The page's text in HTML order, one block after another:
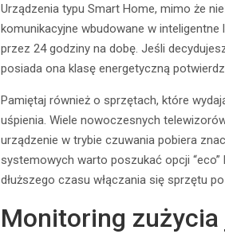
Urządzenia typu Smart Home, mimo że
komunikacyjne wbudowane w inteligentne
przez 24 godziny na dobę. Jeśli
posiada ona klasę energetyczną
Pamiętaj również o sprzętach, które
uśpienia. Wiele nowoczesnych
urządzenie w trybie czuwania pobiera
systemowych warto poszukać opcji
dłuższego czasu włączania się sprzętu
Monitoring